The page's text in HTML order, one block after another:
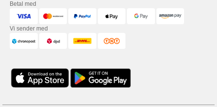
Betal med
Vi sender med